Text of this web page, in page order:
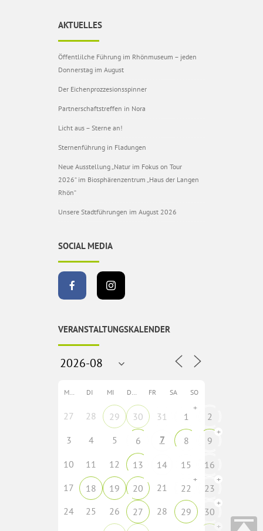
AKTUELLES
Öffentlilche Führung im Rhönmuseum – jeden
Donnerstag im August
Der Eichenprozzesionsspinner
Partnerschaftstreffen in Nora
Licht aus – Sterne an!
Sternenführung in Fladungen
Neue Ausstellung „Natur im Fokus on Tour
2026“ im Biosphärenzentrum „Haus der Langen
Rhön“
Unsere Stadtführungen im August 2026
SOCIAL MEDIA
VERANSTALTUNGSKALENDER
MO DI MI DO FR SA SO
27 28 29 30 31 1
+
2
3
4 5 6 7 8 9
+
10 11 12 13 14 15
16
17
18 19 20 21 22
+
23
+
24 25 26 27 28 29 30
+
+